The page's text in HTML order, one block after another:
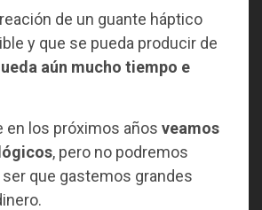
de un guante háptico
y que se pueda producir de
aún mucho tiempo e
en los próximos años veamos
, pero no podremos
ser que gastemos grandes